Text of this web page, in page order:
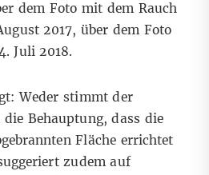
dem Foto mit dem Rauch
2017, über dem Foto
Juli 2018.
Weder stimmt der
die Behauptung, dass die
Fläche errichtet
zudem auf